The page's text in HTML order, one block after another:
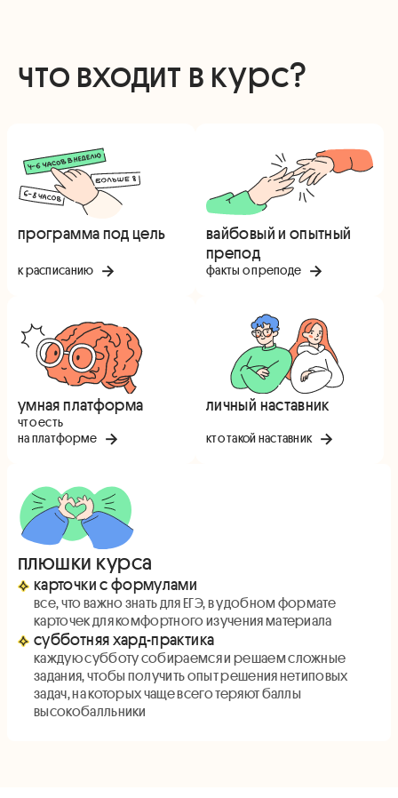
что входит в курс?
программа под цель
к расписанию
вайбовый и опытный
препод
факты о преподе
умная платформа
что есть
на платформе
личный наставник
кто такой наставник
плюшки курса
карточки с формулами
все, что важно знать для ЕГЭ, в удобном формате
карточек для комфортного изучения материала
субботняя хард-практика
каждую субботу собираемся и решаем сложные
задания, чтобы получить опыт решения нетиповых
задач, на которых чаще всего теряют баллы
высокобалльники